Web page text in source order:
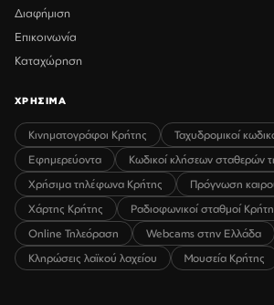
Διαφήμιση
Επικοινωνία
Καταχώρηση
ΧΡΗΣΙΜΑ
Κινηματογράφοι Κρήτης
Ταχυδρομικοί
Εφημερεύοντα
Κωδικοί κλήσεων σταθερών
Χρήσιμα τηλέφωνα Κρήτης
Πρόγνωση
Χάρτης Κρήτης
Ραδιοφωνικοί σταθμοί
Online Τηλεόραση
Webcams στην Ελλάδα
Κληρώσεις λαϊκού λαχείου
Μουσεία Κρήτης